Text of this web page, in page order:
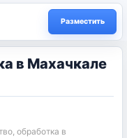
Разместить
в Махачкале
обработка в